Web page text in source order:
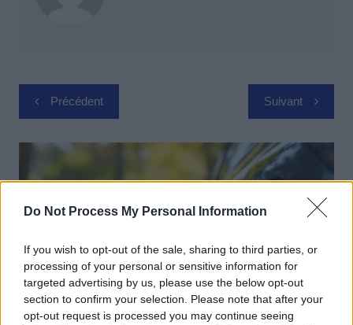
Do Not Process My Personal Information
If you wish to opt-out of the sale, sharing to third parties, or
processing of your personal or sensitive information for
targeted advertising by us, please use the below opt-out
section to confirm your selection. Please note that after your
opt-out request is processed you may continue seeing
Navigation
de
l’article
Précédent Suivant